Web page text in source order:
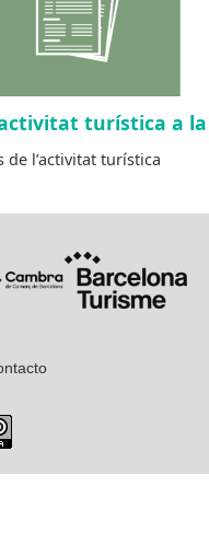
turística a la
de l’activitat turística